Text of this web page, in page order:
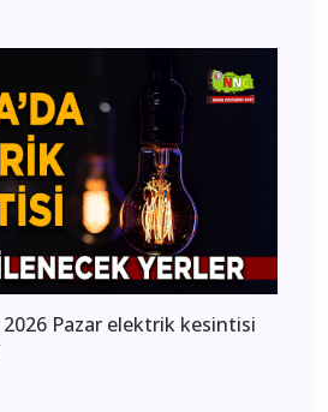
Pazar elektrik kesintisi